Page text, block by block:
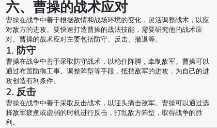
六、曹操的战术应对
曹操在战争中善于根据敌情和战场环境的变化，灵活调整战术，以应
对敌方的进攻。要快速打造曹操的战法技能，需要研究他的战术应
对。曹操的战术应对主要包括防守、反击、撤退等。
1. 防守
曹操在战争中善于采取防守战术，以稳住阵脚，牵制敌军。曹操可以
通过布置防御工事、调整阵型等手段，抵挡敌军的进攻，为自己的进
攻创造有利条件。
2. 反击
曹操在战争中善于采取反击战术，以迎头痛击敌军。曹操可以通过选
择敌军疲惫或虚弱的时机进行反击，打乱敌方阵型，取得战争的胜
利。